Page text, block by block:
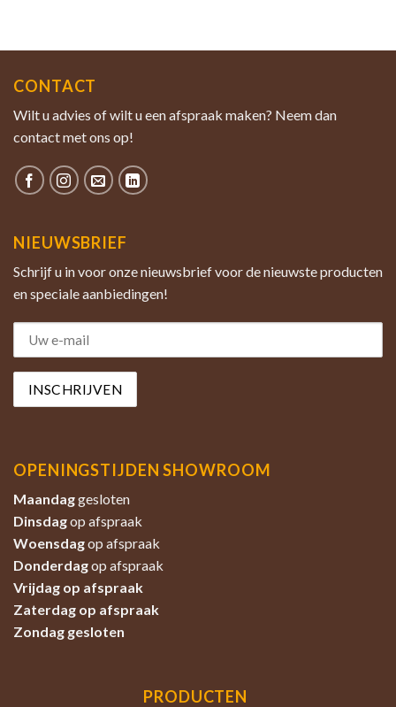
CONTACT
Wilt u advies of wilt u een afspraak maken? Neem dan
contact met ons op!
NIEUWSBRIEF
Schrijf u in voor onze nieuwsbrief voor de nieuwste producten
en speciale aanbiedingen!
OPENINGSTIJDEN SHOWROOM
Maandaggesloten
Dinsdagop afspraak
Woensdagop afspraak
Donderdagop afspraak
Vrijdag op afspraak
Zaterdag op afspraak
Zondag gesloten
PRODUCTEN